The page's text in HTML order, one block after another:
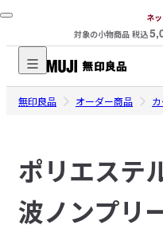
ネ
対象の小物商品 税込
無
印
ネ
ッ
ス
無印良品 オーダー商品
ポリエステ
波ノンプリ